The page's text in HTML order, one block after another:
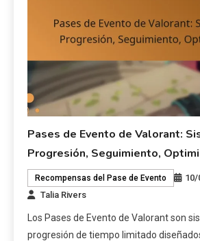
Pases de Evento de Valorant:
Progresión, Seguimiento,
Recompensas del Pase de Evento
10/
Talia Rivers
Los Pases de Evento de Valorant son
progresión de tiempo limitado